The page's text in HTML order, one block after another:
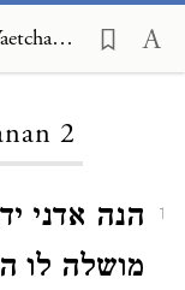
Tzaverei Shalal, Haftarah of Vaetchanan 2
2
1
הנה אדני
מושלה לו